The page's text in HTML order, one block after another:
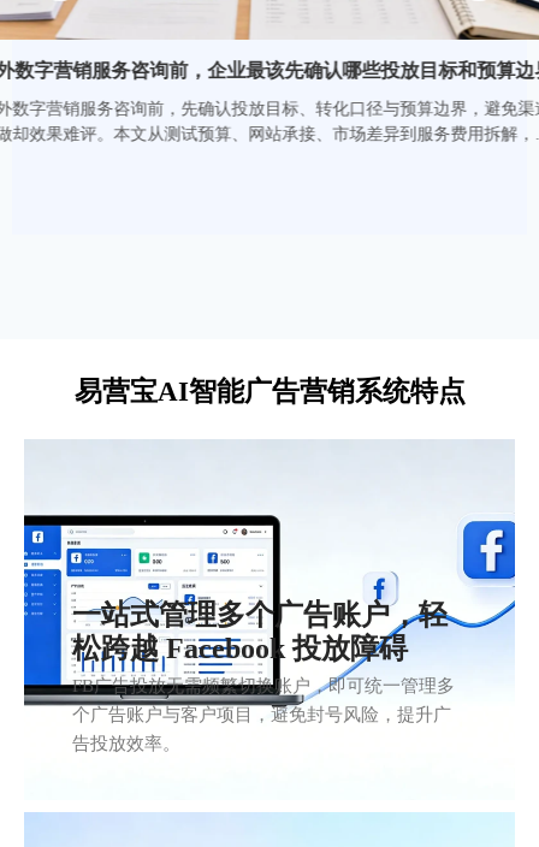
微信/电话/邮箱 多方式留言即时推送
智能DNS解析 可发布全球服务器节点
立即体验
AI建站快速上线前，哪些页面和功能不能省
AI建站快速上线前，别只追求速度。首页、产品页、关于我
们、联系页、表单、CTA、移动端适配与SEO基础项缺一不
可。了解哪些页面和功能不能省，避免返工，提升收录、询盘
易营宝AI智能广告营销系统特点
一站式管理多个广告账户，轻
松跨越 Facebook 投放障碍
FB广告投放无需频繁切换账户，即可统一管理多
个广告账户与客户项目，避免封号风险，提升广
告投放效率。